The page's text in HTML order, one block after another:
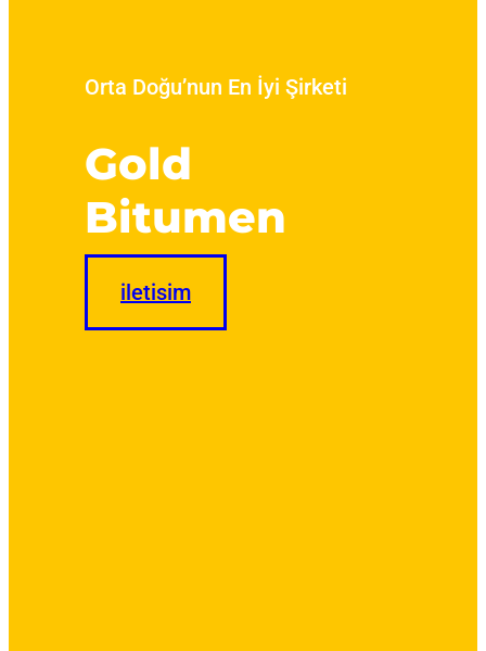
Orta Doğu’nun En İyi Şirketi
Gold
Bitumen
iletisim